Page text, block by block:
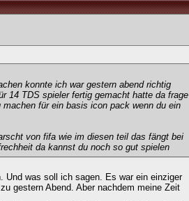
konnte ich war gestern abend richtig
14 TDS spieler fertig gemacht hatte da frage
für ein basis icon pack wenn du ein
von fifa wie im diesen teil das fängt bei
da kannst du noch so gut spielen
Und was soll ich sagen. Es war ein einziger
gestern Abend. Aber nachdem meine Zeit